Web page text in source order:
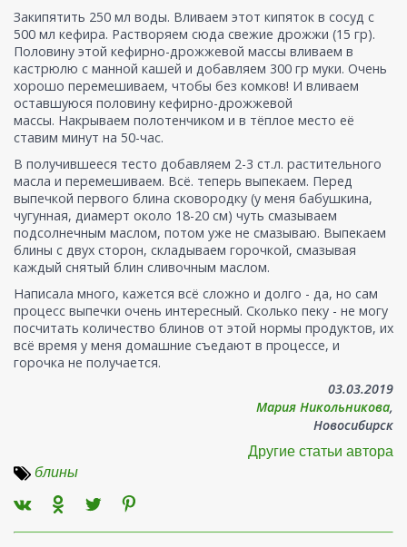
Закипятить 250 мл воды. Вливаем этот кипяток в сосуд с
500 мл кефира. Растворяем сюда свежие дрожжи (15 гр).
Половину этой кефирно-дрожжевой массы вливаем в
кастрюлю с манной кашей и добавляем 300 гр муки. Очень
хорошо перемешиваем, чтобы без комков! И вливаем
оставшуюся половину кефирно-дрожжевой
массы. Накрываем полотенчиком и в тёплое место её
ставим минут на 50-час.
В получившееся тесто добавляем 2-3 ст.л. растительного
масла и перемешиваем. Всё. теперь выпекаем. Перед
выпечкой первого блина сковородку (у меня бабушкина,
чугунная, диамерт около 18-20 см) чуть смазываем
подсолнечным маслом, потом уже не смазываю. Выпекаем
блины с двух сторон, складываем горочкой, смазывая
каждый снятый блин сливочным маслом.
Написала много, кажется всё сложно и долго - да, но сам
процесс выпечки очень интересный. Сколько пеку - не могу
посчитать количество блинов от этой нормы продуктов, их
всё время у меня домашние съедают в процессе, и
горочка не получается.
03.03.2019
Мария Никольникова,
Новосибирск
Другие статьи автора
блины